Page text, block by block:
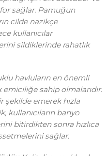
sağlar. Pamuğun
cilde nazikçe
kullanıcılar
sildiklerinde rahatlık
havluların en önemli
sahip olmalarıdır.
şekilde emerek hızla
kullanıcıların banyo
bitirdikten sonra hızlıca
sağlar.